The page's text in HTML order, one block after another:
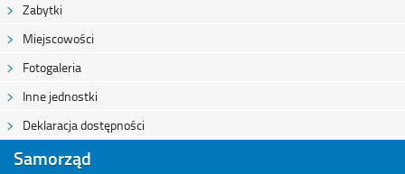
Zabytki
Miejscowości
Fotogaleria
Inne jednostki
Deklaracja dostępności
Samorząd